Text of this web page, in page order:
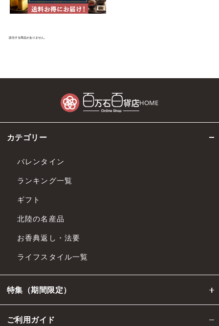
該当する商品がありません。
HOME
カテゴリー
バレンタイン
ランキング一覧
ギフト
北陸の名産品
お香典返し・法要
ライフスタイル一覧
特集（期間限定）
ご利用ガイド